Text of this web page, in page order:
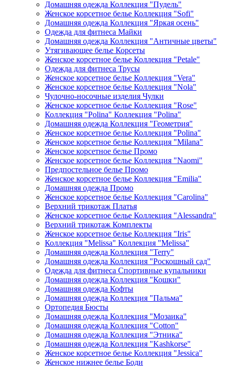
Домашняя одежда Коллекция "Пудель"
Женское корсетное белье Коллекция "Sofi"
Домашняя одежда Коллекция "Яркая осень"
Одежда для фитнеса Майки
Домашняя одежда Коллекция "Античные цветы"
Утягивающее белье Корсеты
Женское корсетное белье Коллекция "Petale"
Одежда для фитнеса Трусы
Женское корсетное белье Коллекция "Vera"
Женское корсетное белье Коллекция "Nola"
Чулочно-носочные изделия Чулки
Женское корсетное белье Коллекция "Rose"
Коллекция "Polina" Коллекция "Polina"
Домашняя одежда Коллекция "Геометрия"
Женское корсетное белье Коллекция "Polina"
Женское корсетное белье Коллекция "Milana"
Женское корсетное белье Промо
Женское корсетное белье Коллекция "Naomi"
Предпостельное белье Промо
Женское корсетное белье Коллекция "Emilia"
Домашняя одежда Промо
Женское корсетное белье Коллекция "Carolina"
Верхний трикотаж Платья
Женское корсетное белье Коллекция "Alessandra"
Верхний трикотаж Комплекты
Женское корсетное белье Коллекция "Iris"
Коллекция "Melissa" Коллекция "Melissa"
Домашняя одежда Коллекция "Terry"
Домашняя одежда Коллекция "Роскошный сад"
Одежда для фитнеса Спортивные купальники
Домашняя одежда Коллекция "Кошки"
Домашняя одежда Кофты
Домашняя одежда Коллекция "Пальма"
Ортопедия Бюсты
Домашняя одежда Коллекция "Мозаика"
Домашняя одежда Коллекция "Cotton"
Домашняя одежда Коллекция "Этника"
Домашняя одежда Коллекция "Kashkorse"
Женское корсетное белье Коллекция "Jessica"
Женское нижнее белье Боди